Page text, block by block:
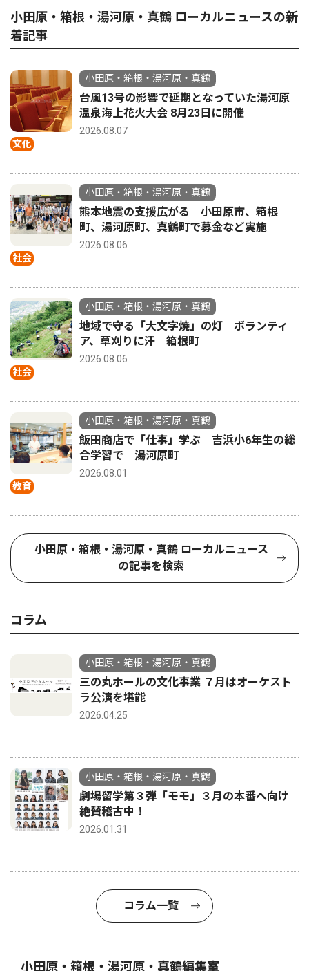
小田原・箱根・湯河原・真鶴 ローカルニュースの新
着記事
文化
小田原・箱根・湯河原・真鶴
台風13号の影響で延期となっていた湯河原
温泉海上花火大会 8月23日に開催
2026.08.07
社会
小田原・箱根・湯河原・真鶴
熊本地震の支援広がる 小田原市、箱根
町、湯河原町、真鶴町で募金など実施
2026.08.06
社会
小田原・箱根・湯河原・真鶴
地域で守る「大文字焼」の灯 ボランティ
ア、草刈りに汗 箱根町
2026.08.06
教育
小田原・箱根・湯河原・真鶴
飯田商店で「仕事」学ぶ 吉浜小6年生の総
合学習で 湯河原町
2026.08.01
小田原・箱根・湯河原・真鶴 ローカルニュース
の記事を検索
コラム
小田原・箱根・湯河原・真鶴
三の丸ホールの文化事業 ７月はオーケスト
ラ公演を堪能
2026.04.25
小田原・箱根・湯河原・真鶴
劇場留学第３弾「モモ」３月の本番へ向け
絶賛稽古中！
2026.01.31
コラム一覧
小田原・箱根・湯河原・真鶴編集室